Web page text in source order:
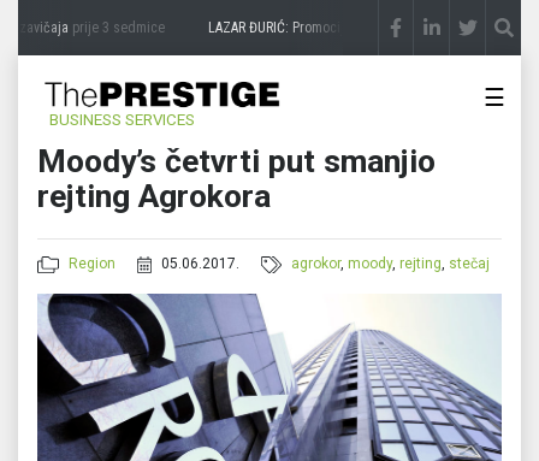
zavičajaprije 3 sedmice LAZAR ĐURIĆ: Promocija potencijal pretvara u destinaciju
BUSINESS SERVICES
☰
Moody’s četvrti put smanjio
rejting Agrokora
Region 05.06.2017. agrokor,moody,rejting, stečaj